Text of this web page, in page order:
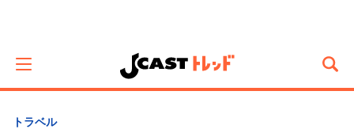
トラベル